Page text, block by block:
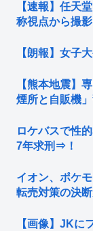
【速報】任天
称視点から撮
【朗報】女子
【熊本地震】
煙所と自販機
ロケバスで性
7年求刑⇒！
イオン、ポケ
転売対策の決
【画像】JKに